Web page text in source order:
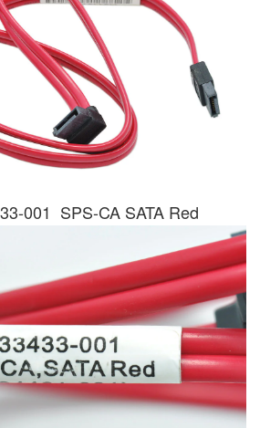
001 SPS-CA SATA Red